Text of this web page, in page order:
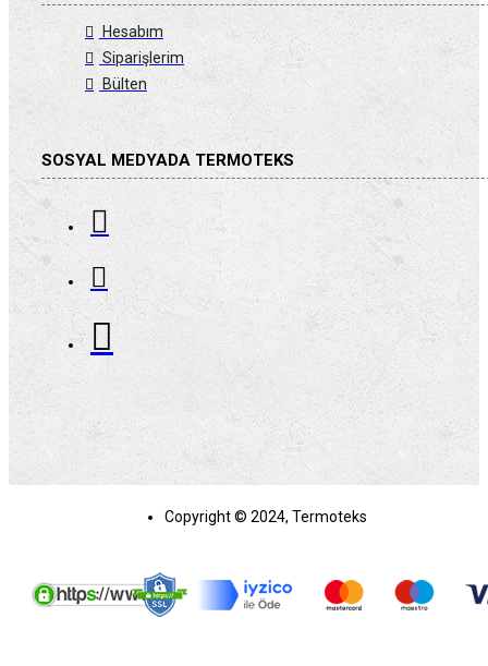
Hesabım
Siparişlerim
Bülten
SOSYAL MEDYADA TERMOTEKS
Copyright © 2024, Termoteks